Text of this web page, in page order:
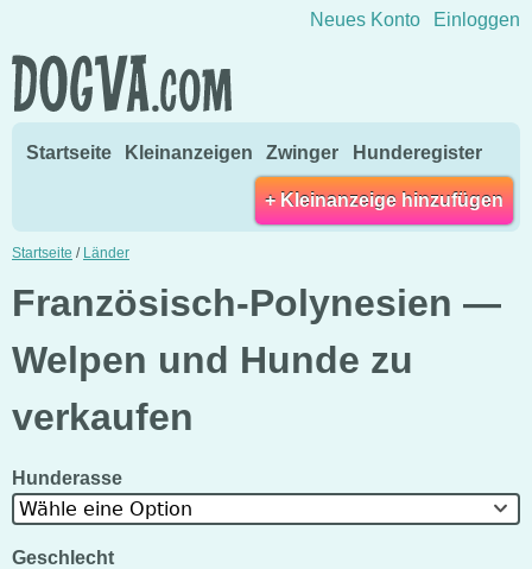
Direkt zum Inhalt wechseln
Neues Konto Einloggen
Startseite Kleinanzeigen Zwinger Hunderegister
+ Kleinanzeige hinzufügen
Startseite / Länder
Französisch-Polynesien —
Welpen und Hunde zu
verkaufen
Hunderasse
Wähle eine Option
Geschlecht